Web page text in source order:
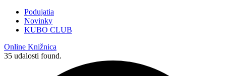
Podujatia
Novinky
KUBO CLUB
Online Knižnica
35 udalosti found.